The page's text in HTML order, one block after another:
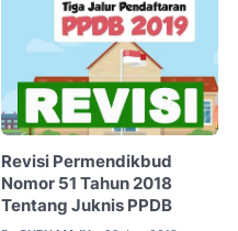
Revisi Permendikbud
Nomor 51 Tahun 2018
Tentang Juknis PPDB